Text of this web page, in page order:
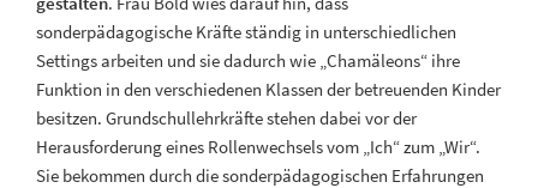
sonderpädagogische Kräfte ständig in unterschiedlichen
Settings arbeiten und sie dadurch wie „Chamäleons“ ihre
Funktion in den verschiedenen Klassen der betreuenden Kinder
besitzen. Grundschullehrkräfte stehen dabei vor der
Herausforderung eines Rollenwechsels vom „Ich“ zum „Wir“.
Sie bekommen durch die sonderpädagogischen Erfahrungen